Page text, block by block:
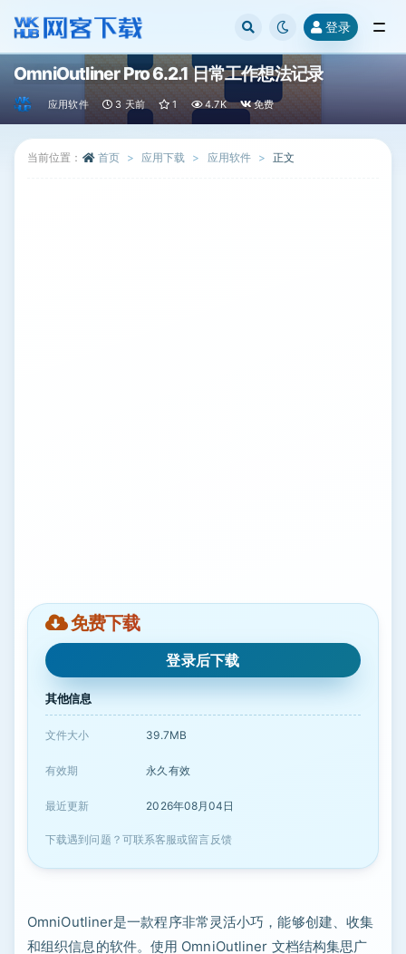
登录
OmniOutliner Pro 6.2.1 日常工作想法记录
应用软件 3 天前 1 4.7K 免费
当前位置： 首页 应用下载 应用软件 正文
免费下载
登录后下载
其他信息
文件大小 39.7MB
有效期 永久有效
最近更新 2026年08月04日
下载遇到问题？可联系客服或留言反馈
OmniOutliner是一款程序非常灵活小巧，能够创建、收集
和组织信息的软件。使用 OmniOutliner 文档结构集思广
全部